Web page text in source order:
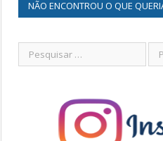
NÃO ENCONTROU O QUE